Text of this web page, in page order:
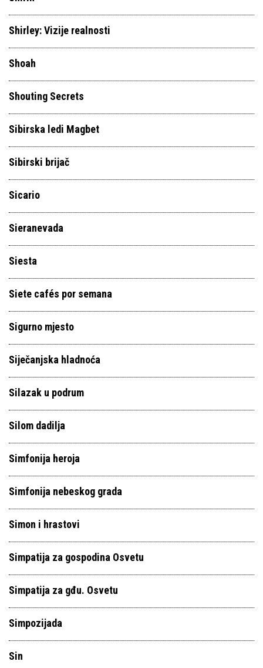
Shirley: Vizije realnosti
Shoah
Shouting Secrets
Sibirska ledi Magbet
Sibirski brijač
Sicario
Sieranevada
Siesta
Siete cafés por semana
Sigurno mjesto
Siječanjska hladnoća
Silazak u podrum
Silom dadilja
Simfonija heroja
Simfonija nebeskog grada
Simon i hrastovi
Simpatija za gospodina Osvetu
Simpatija za gđu. Osvetu
Simpozijada
Sin